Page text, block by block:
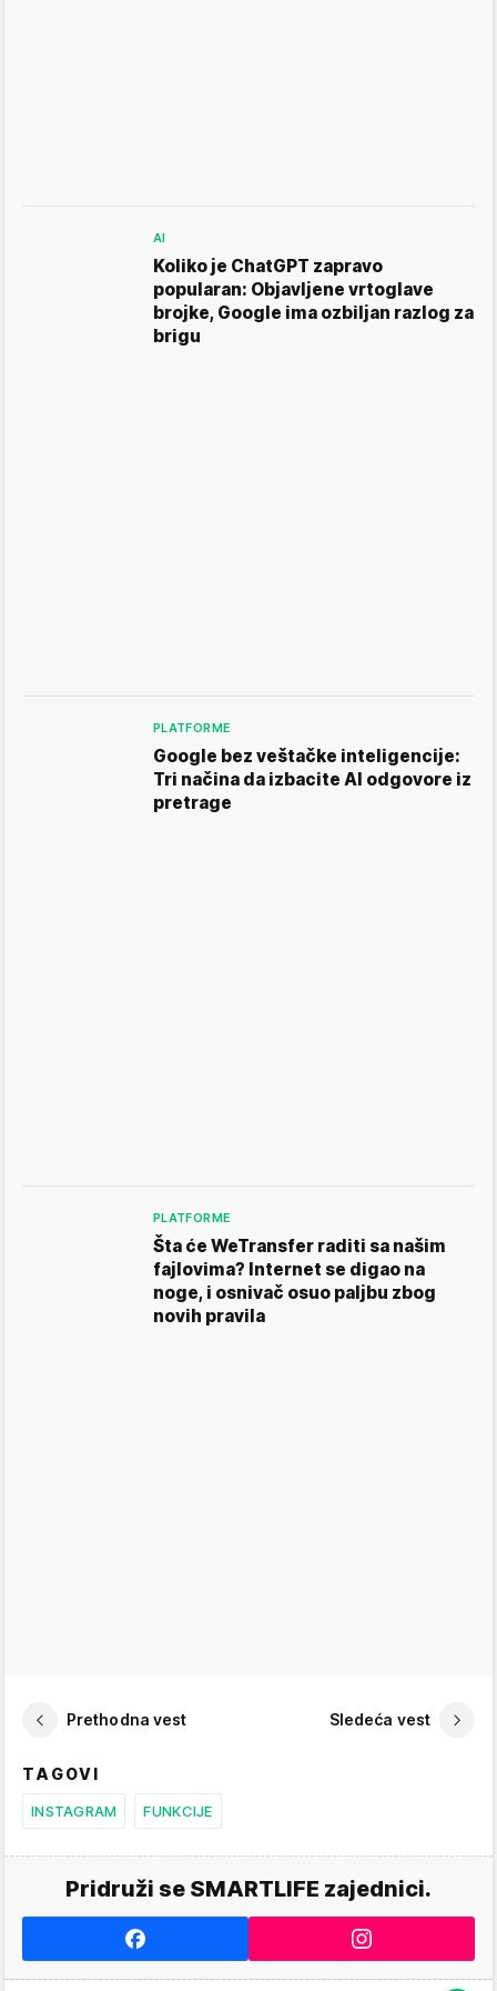
AI
Koliko je ChatGPT zapravo
popularan: Objavljene vrtoglave
brojke, Google ima ozbiljan razlog za
brigu
PLATFORME
Google bez veštačke inteligencije:
Tri načina da izbacite AI odgovore iz
pretrage
PLATFORME
Šta će WeTransfer raditi sa našim
fajlovima? Internet se digao na
noge, i osnivač osuo paljbu zbog
novih pravila
Prethodna vest Sledeća vest
TAGOVI
INSTAGRAM FUNKCIJE
Pridruži se SMARTLIFE zajednici.